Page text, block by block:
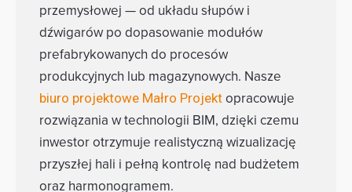
przemysłowej — od układu słupów i
dźwigarów po dopasowanie modułów
prefabrykowanych do procesów
produkcyjnych lub magazynowych. Nasze
biuro projektowe Małro Projekt opracowuje
rozwiązania w technologii BIM, dzięki czemu
inwestor otrzymuje realistyczną wizualizację
przyszłej hali i pełną kontrolę nad budżetem
oraz harmonogramem.